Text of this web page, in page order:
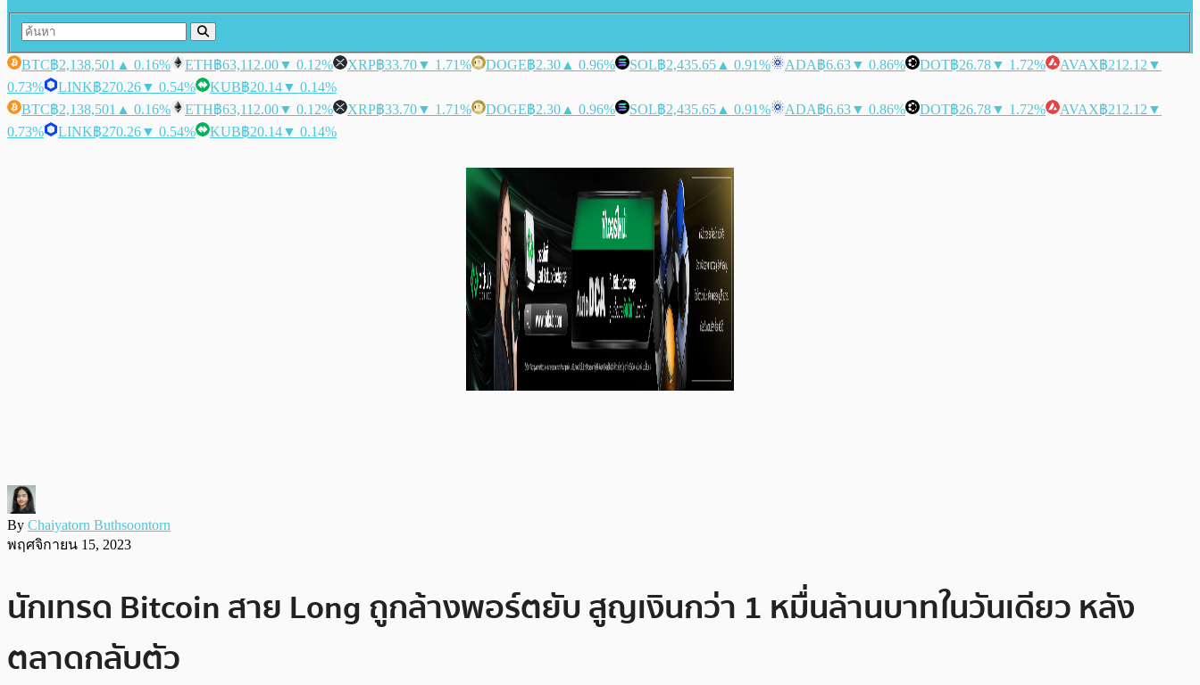
BTC฿2,138,501 ▲ 0.16% ETH฿63,112.00▼ 0.12% XRP฿33.70▼ 1.71% DOGE฿2.30 ▲ 0.96% SOL฿2,435.65 ▲ 0.91% ADA฿6.63▼ 0.86% DOT฿26.78▼ 1.72% AVAX฿212.12 ▼
0.73%
LINK฿270.26▼ 0.54% KUB฿20.14▼ 0.14%
BTC฿2,138,501 ▲ 0.16% ETH฿63,112.00▼ 0.12% XRP฿33.70▼ 1.71% DOGE฿2.30 ▲ 0.96% SOL฿2,435.65 ▲ 0.91% ADA฿6.63▼ 0.86% DOT฿26.78▼ 1.72% AVAX฿212.12 ▼
0.73%
LINK฿270.26▼ 0.54% KUB฿20.14▼ 0.14%
By Chaiyatorn Buthsoontorn
พฤศจิกายน 15, 2023
นักเทรด Bitcoin สาย Long ถูกล้างพอร์ตยับ สูญเงินกว่า 1 หมื่นล้านบาทในวันเดียว หลัง
ตลาดกลับตัว